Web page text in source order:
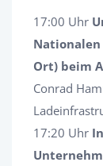
17:00 Uhr
Ort) beim
Conrad
17:20 Uhr